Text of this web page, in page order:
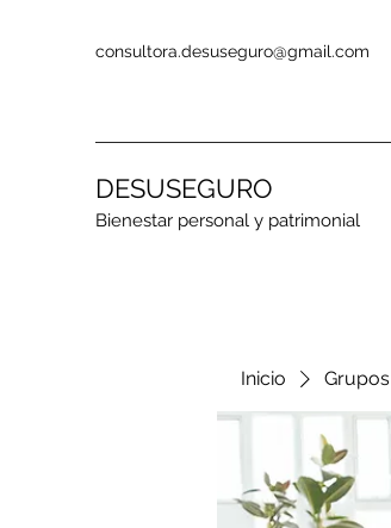
consultora.desuseguro@gmail.com
DESUSEGURO
Bienestar personal y patrimonial
Inicio Grupos